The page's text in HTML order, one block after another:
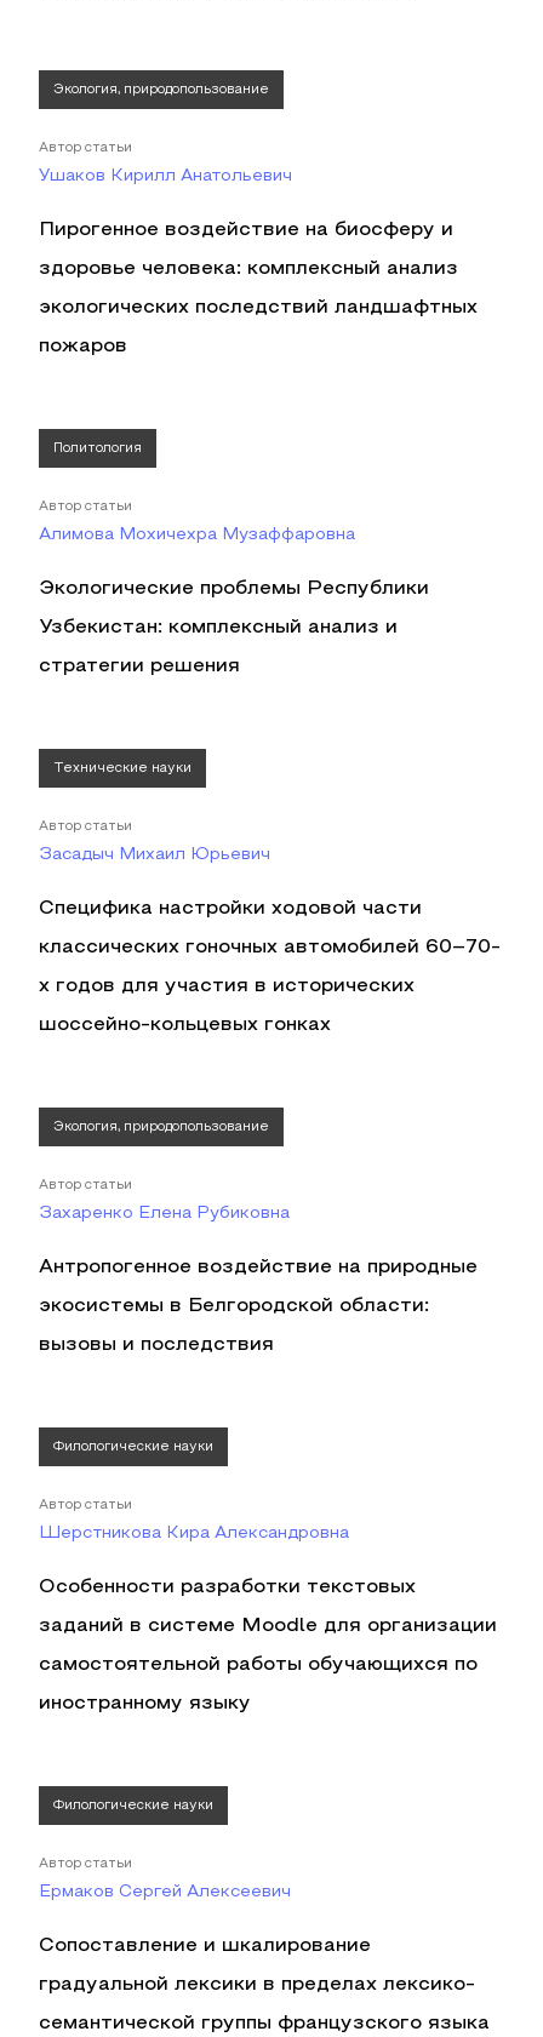
Экология, природопользование
Автор статьи
Ушаков Кирилл Анатольевич
Пирогенное воздействие на биосферу и
здоровье человека: комплексный анализ
экологических последствий ландшафтных
пожаров
Политология
Автор статьи
Алимова Мохичехра Музаффаровна
Экологические проблемы Республики
Узбекистан: комплексный анализ и
стратегии решения
Технические науки
Автор статьи
Засадыч Михаил Юрьевич
Специфика настройки ходовой части
классических гоночных автомобилей 60–70-
х годов для участия в исторических
шоссейно-кольцевых гонках
Экология, природопользование
Автор статьи
Захаренко Елена Рубиковна
Антропогенное воздействие на природные
экосистемы в Белгородской области:
вызовы и последствия
Филологические науки
Автор статьи
Шерстникова Кира Александровна
Особенности разработки текстовых
заданий в системе Moodle для организации
самостоятельной работы обучающихся по
иностранному языку
Филологические науки
Автор статьи
Ермаков Сергей Алексеевич
Сопоставление и шкалирование
градуальной лексики в пределах лексико-
семантической группы французского языка